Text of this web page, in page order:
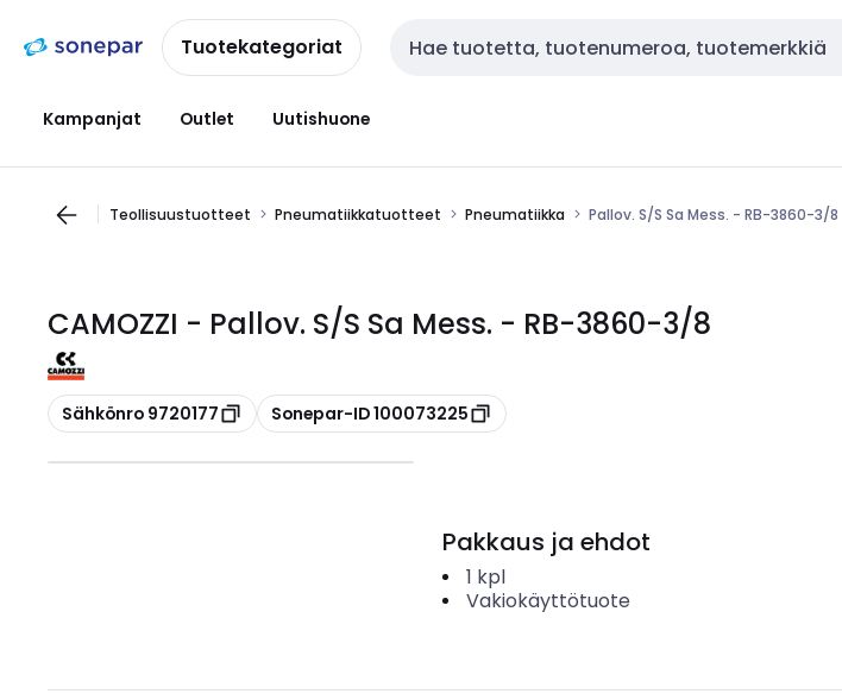
navigointiinsisältöönTuotekategoriat Haku
Kampanjat Outlet Uutishuone
Teollisuustuotteet Pneumatiikkatuotteet Pneumatiikka Pallov. S/S Sa Mess. - RB-3860-3/8
CAMOZZI - Pallov. S/S Sa Mess. - RB-3860-3/8
Kopioi
Sähkönro 9720177 Kopioi
Sonepar-ID 100073225
Pakkaus ja ehdot
1 kpl
Vakiokäyttötuote